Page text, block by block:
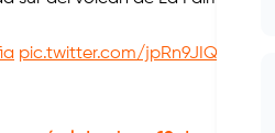
pic.twitter.com/jpRn9JIQ4G